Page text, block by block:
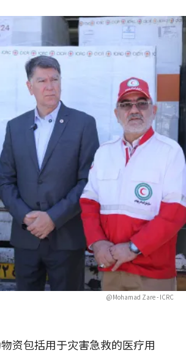
@Mohamad Zare - ICRC
资包括用于灾害急救的医疗用